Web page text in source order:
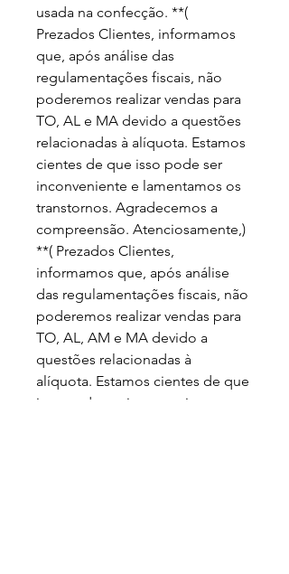
usada na confecção. **(
Prezados Clientes, informamos
que, após análise das
regulamentações fiscais, não
poderemos realizar vendas para
TO, AL e MA devido a questões
relacionadas à alíquota. Estamos
cientes de que isso pode ser
inconveniente e lamentamos os
transtornos. Agradecemos a
compreensão. Atenciosamente,)
**( Prezados Clientes,
informamos que, após análise
das regulamentações fiscais, não
poderemos realizar vendas para
TO, AL, AM e MA devido a
questões relacionadas à
alíquota. Estamos cientes de que
isso pode ser inconveniente e